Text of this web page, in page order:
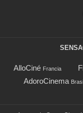
AlloCiné Francia
AdoroCinema